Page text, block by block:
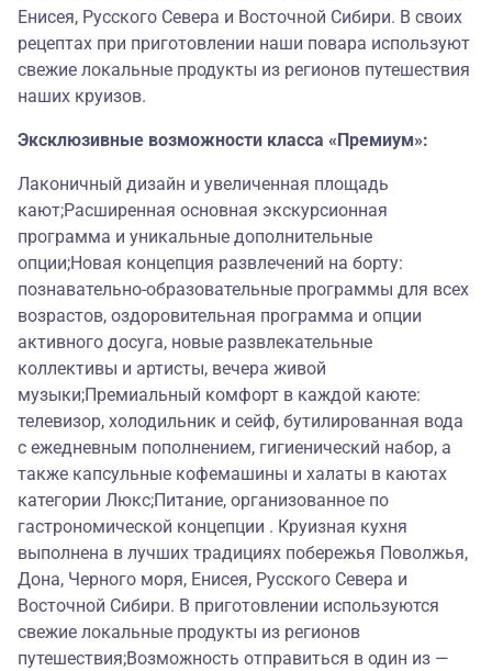
Енисея, Русского Севера и Восточной Сибири. В своих
рецептах при приготовлении наши повара используют
свежие локальные продукты из регионов путешествия
наших круизов.
Эксклюзивные возможности класса «Премиум»:
Лаконичный дизайн и увеличенная площадь
кают;Расширенная основная экскурсионная
программа и уникальные дополнительные
опции;Новая концепция развлечений на борту:
познавательно-образовательные программы для всех
возрастов, оздоровительная программа и опции
активного досуга, новые развлекательные
коллективы и артисты, вечера живой
музыки;Премиальный комфорт в каждой каюте:
телевизор, холодильник и сейф, бутилированная вода
с ежедневным пополнением, гигиенический набор, а
также капсульные кофемашины и халаты в каютах
категории Люкс;Питание, организованное по
гастрономической концепции . Круизная кухня
выполнена в лучших традициях побережья Поволжья,
Дона, Черного моря, Енисея, Русского Севера и
Восточной Сибири. В приготовлении используются
свежие локальные продукты из регионов
путешествия;Возможность отправиться в один из —